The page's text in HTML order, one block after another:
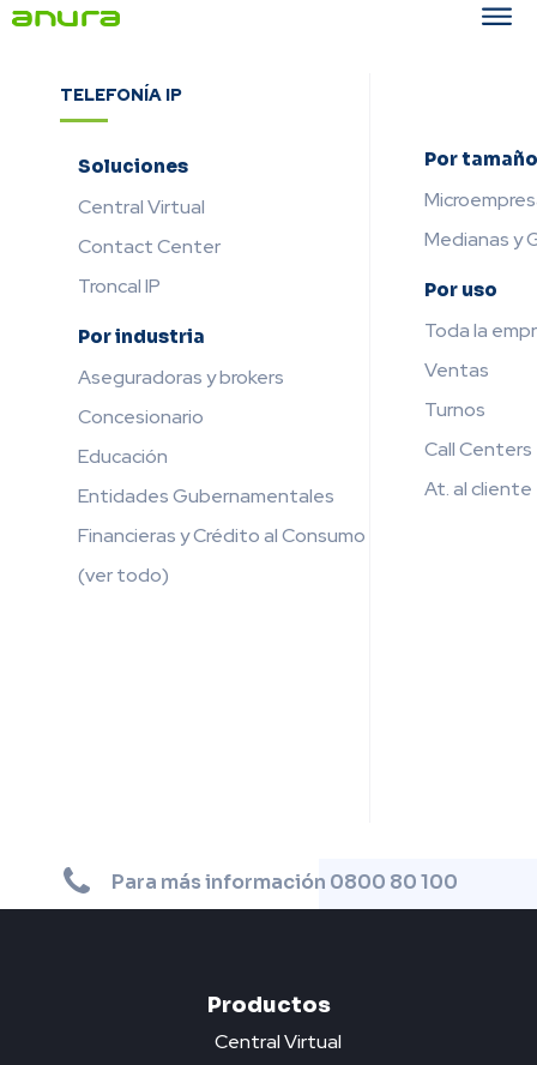
TELEFONÍA IP
Soluciones
Central Virtual
Contact Center
Troncal IP
Por industria
Aseguradoras y brokers
Concesionario
Educación
Entidades Gubernamentales
Financieras y Crédito al Consumo
(ver todo)
Por
Medianas y
Por uso
Toda la
Ventas
Turnos
Call Centers
At. al cliente
Para más información 0800 80 100
Productos
Central Virtual